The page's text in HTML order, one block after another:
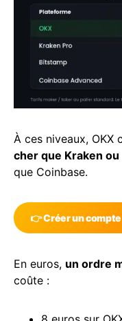
À ces niveaux, OKX
cher que Kraken
que Coinbase.
👉 Créer un
En euros, un ordre
coûte :